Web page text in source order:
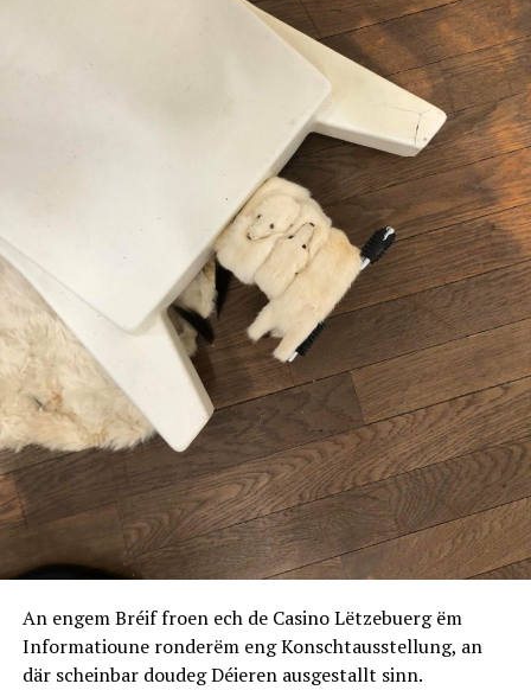
An engem Bréif froen ech de Casino Lëtzebuerg ëm
Informatioune ronderëm eng Konschtausstellung, an
där scheinbar doudeg Déieren ausgestallt sinn.